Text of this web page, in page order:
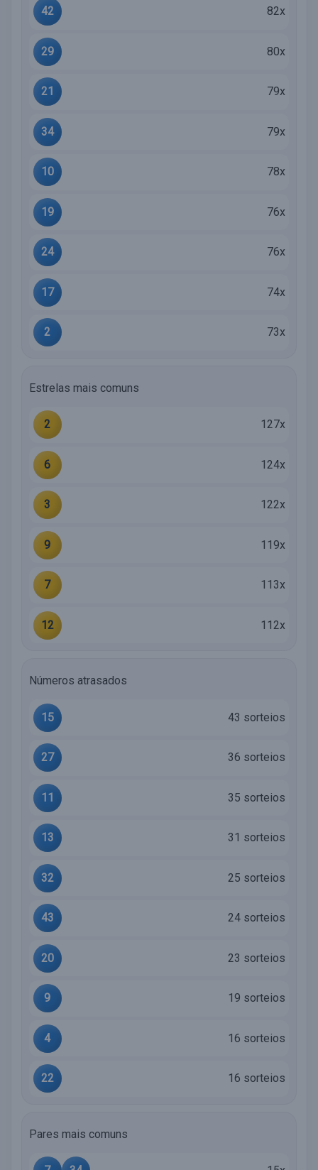
42 82x
29 80x
21 79x
34 79x
10 78x
19 76x
24 76x
17 74x
2 73x
Estrelas mais comuns
2 127x
6 124x
3 122x
9 119x
7 113x
12 112x
Números atrasados
15 43 sorteios
27 36 sorteios
11 35 sorteios
13 31 sorteios
32 25 sorteios
43 24 sorteios
20 23 sorteios
9 19 sorteios
4 16 sorteios
22 16 sorteios
Pares mais comuns